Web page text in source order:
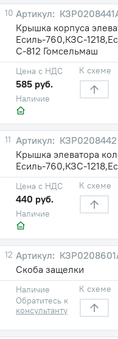
10
Крышка корпуса
Есиль-760,КЗС-
С-812 Гомсельмаш
Наличие
Цена с НДС
585 руб.
К схеме
11
Крышка элеватора
Есиль-760,КЗС-
Наличие
Цена с НДС
440 руб.
К схеме
12
Скоба защелки
Наличие
Обратитесь к
консультанту
К схеме